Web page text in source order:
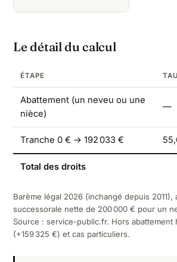
Le détail du calcul
ÉTAPE
Abattement (un neveu ou une
nièce)
—
Tranche 0 € → 192 033 €
Total des droits
Barème légal 2026 (inchangé depuis 2011),
successorale nette de 200 000 € pour un
Source : service-public.fr. Hors abattement
(+159 325 €) et cas particuliers.